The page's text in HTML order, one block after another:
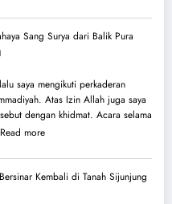
Sejarah
Perjuangan
IMM
Ahmad
Yani
Sang Surya dari Balik Pura
saya mengikuti perkaderan
Atas Izin Allah juga saya
dengan khidmat. Acara selama
Read more:
Cahaya
Sang
Kembali di Tanah Sijunjung